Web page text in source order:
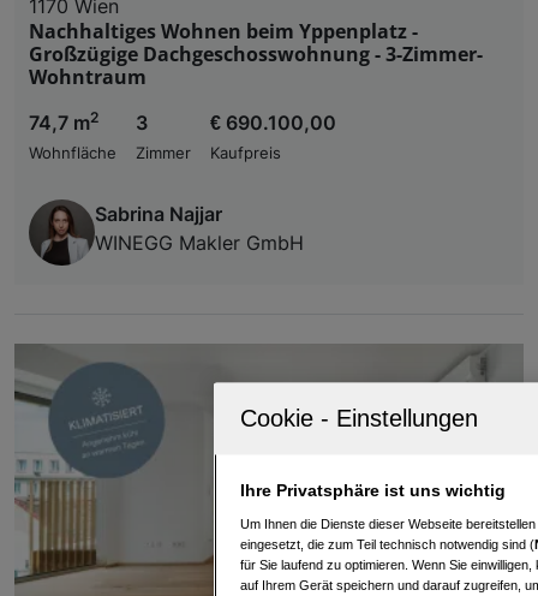
1170 Wien
Nachhaltiges Wohnen beim Yppenplatz -
Großzügige Dachgeschosswohnung - 3-Zimmer-
Wohntraum
74,7 m2
Wohnfläche
3
Zimmer
€ 690.100,00
Kaufpreis
Sabrina Najjar
WINEGG Makler GmbH
Ihre Privatsphäre ist uns wichtig
Um Ihnen die Dienste dieser Webseite
eingesetzt, die zum Teil technisch notwendig sind (
für Sie laufend zu optimieren. Wenn Sie
auf Ihrem Gerät speichern und darauf zugreifen,